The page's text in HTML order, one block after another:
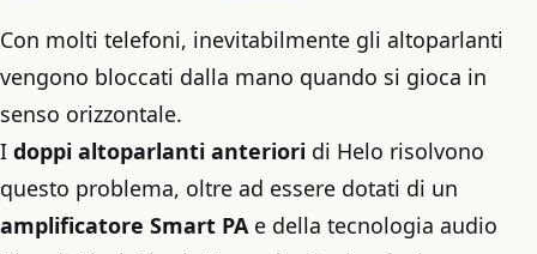
Con molti telefoni, inevitabilmente gli altoparlanti
vengono bloccati dalla mano quando si gioca in
senso orizzontale.
I doppi altoparlanti anteriori di Helo risolvono
questo problema, oltre ad essere dotati di un
amplificatore Smart PAe della tecnologia audio